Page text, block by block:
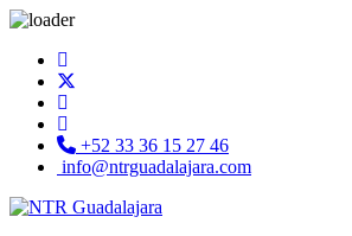
+52 33 36 15 27 46
info@ntrguadalajara.com